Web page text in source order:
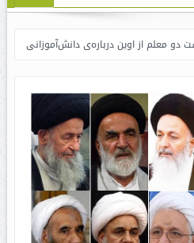
اوین درباره‌ی دانش‌آموزانی که سوختند